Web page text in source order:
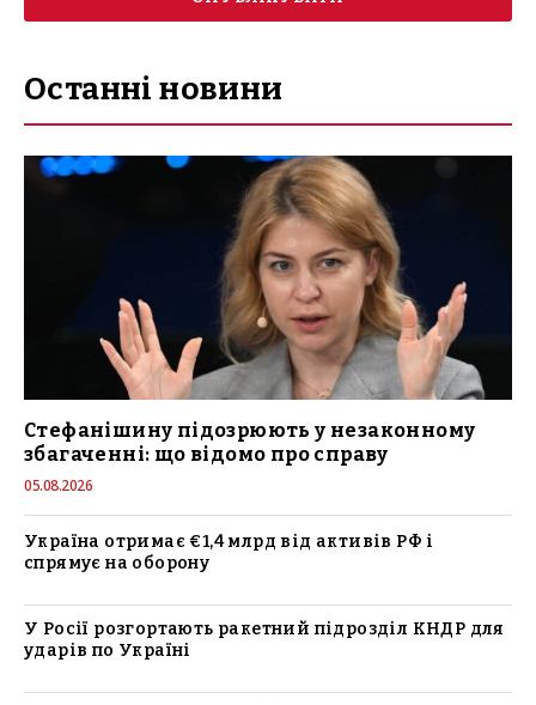
Останні новини
Стефанішину підозрюють у незаконному
збагаченні: що відомо про справу
05.08.2026
Україна отримає €1,4 млрд від активів РФ і
спрямує на оборону
У Росії розгортають ракетний підрозділ КНДР для
ударів по Україні